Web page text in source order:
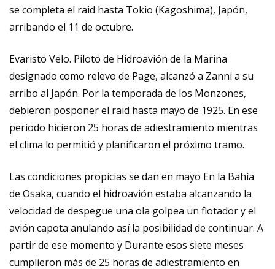
se completa el raid hasta Tokio (Kagoshima), Japón,
arribando el 11 de octubre.
Evaristo Velo. Piloto de Hidroavión de la Marina
designado como relevo de Page, alcanzó a Zanni a su
arribo al Japón. Por la temporada de los Monzones,
debieron posponer el raid hasta mayo de 1925. En ese
periodo hicieron 25 horas de adiestramiento mientras
el clima lo permitió y planificaron el próximo tramo.
Las condiciones propicias se dan en mayo En la Bahía
de Osaka, cuando el hidroavión estaba alcanzando la
velocidad de despegue una ola golpea un flotador y el
avión capota anulando así la posibilidad de continuar. A
partir de ese momento y Durante esos siete meses
cumplieron más de 25 horas de adiestramiento en